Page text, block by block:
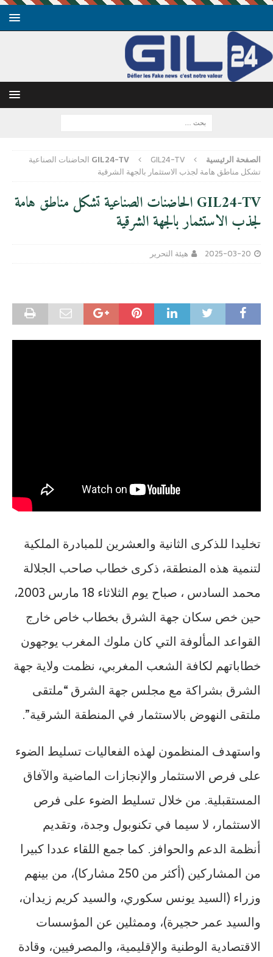
الصفحة الرئيسية GIL24-TV GIL24-TV الحاضنات الصناعية
تشكل مناطق هامة لجذب الاستثمار بالجهة الشرقية
GIL24-TV الحاضنات الصناعية تشكل مناطق هامة
لجذب الاستثمار بالجهة الشرقية
2025-03-20 هيئة التحرير
تخليدا للذكرى الثانية والعشرين للمبادرة الملكية
لتنمية هذه المنطقة، ذكرى خطاب صاحب الجلالة
محمد السادس ، صباح يوم الثلاثاء 18 مارس 2003،
حين خص سكان جهة الشرق بخطاب خاص خارج
القواعد المألوفة التي كان ملوك المغرب يوجهون
خطاباتهم لكافة الشعب المغربي، نظمت ولاية جهة
الشرق بشراكة مع مجلس جهة الشرق “ملتقى
ملتقى النهوض بالاستثمار في المنطقة الشرقية”.
واستهدف المنظمون لهذه الفعاليات تسليط الضوء
على فرص الاستثمار والإنجازات الماضية والآفاق
المستقبلية. من خلال تسليط الضوء على فرص
الاستثمار، لا سيما في تكنوبول وجدة، وتقديم
أنظمة الدعم والحوافز. كما جمع اللقاء عددا كبيرا
من المشاركين (أكثر من 250 مشاركا)، من بينهم
وزراء (السيد يونس سكوري، والسيد كريم زيدان،
والسيد عمر حجيرة)، وممثلين عن المؤسسات
الاقتصادية الوطنية والإقليمية، والمصرفيين، وقادة